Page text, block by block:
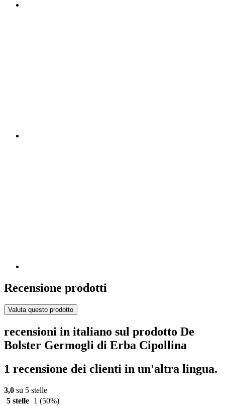
Recensione prodotti
Valuta questo prodotto
recensioni in italiano sul prodotto De
Bolster Germogli di Erba Cipollina
1 recensione dei clienti in un'altra lingua.
3,0 su 5 stelle
5 stelle
1 (50%)